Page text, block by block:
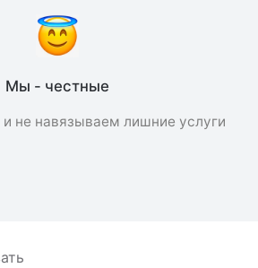
Мы - честные
не навязываем лишние услуги